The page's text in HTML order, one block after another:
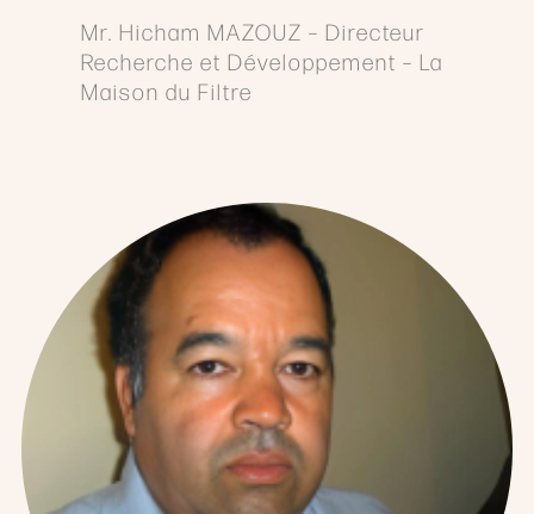
Mr. Hicham MAZOUZ – Directeur
Recherche et Développement – La
Maison du Filtre